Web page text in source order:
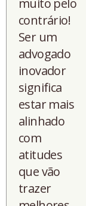
contrário!
Ser um
advogado
inovador
significa
estar mais
alinhado
com
atitudes
que vão
trazer